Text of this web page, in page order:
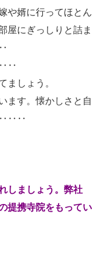
や婿に行ってほとん
屋にぎっしりと詰ま
‥‥
ましょう。
ます。懐かしさと自
‥‥‥
しましょう。弊社
提携寺院をもってい